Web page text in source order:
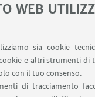
WEB
sia cookie
e altri strumenti di
con il tuo consenso.
di tracciamento
Area riservata
Contatti